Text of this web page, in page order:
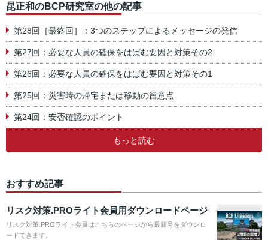
昆正和のBCP研究室の他の記事
第28回［最終回］：3つのステップによるメッセージの発信
第27回：必要な人員の確保をはばむ要因と対策その2
第26回：必要な人員の確保をはばむ要因と対策その1
第25回：災害時の帰宅または移動の留意点
第24回：安否確認のポイント
もっと読む
おすすめ記事
リスク対策.PROライト会員用ダウンロードページ
リスク対策.PROライト会員はこちらのページから最新号をダウンロ
ードできます。